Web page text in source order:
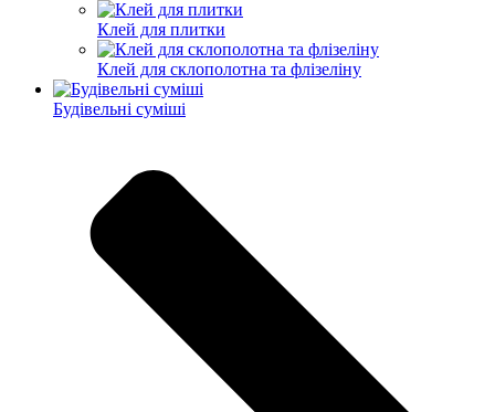
Клей для плитки
Клей для склополотна та флізеліну
Будівельні суміші